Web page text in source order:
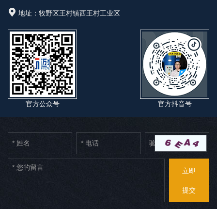
地址：牧野区王村镇西王村工业区
官方公众号 官方抖音号
立即
提交